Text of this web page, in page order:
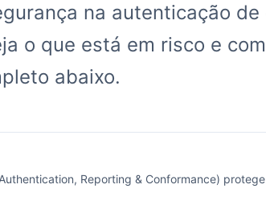
na autenticação de
o que está em risco e
abaixo.
Reporting & Conformance)